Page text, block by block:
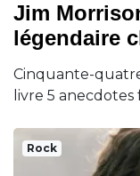
Jim
légendaire
Cinquante-
livre 5 anecdotes
Rock